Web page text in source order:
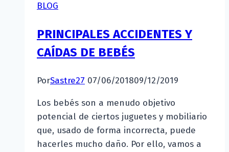
BLOG
PRINCIPALES ACCIDENTES Y
CAÍDAS DE BEBÉS
PorSastre27 07/06/201809/12/2019
Los bebés son a menudo objetivo
potencial de ciertos juguetes y mobiliario
que, usado de forma incorrecta, puede
hacerles mucho daño. Por ello, vamos a